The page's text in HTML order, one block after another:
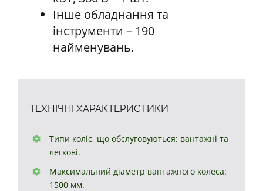
Інше обладнання та
інструменти – 190
найменувань.
ТЕХНІЧНІ ХАРАКТЕРИСТИКИ
Типи коліс, що обслуговуються: вантажні та
легкові.
Максимальний діаметр вантажного колеса:
1500 мм.